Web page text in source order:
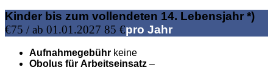
Kinder bis zum vollendeten 14. Lebensjahr *)
€75 / ab 01.01.2027 85 €pro Jahr
Aufnahmegebühr keine
Obolus für Arbeitseinsatz –